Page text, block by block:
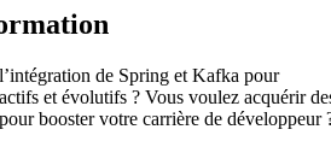
de Spring et Kafka pour
et évolutifs ? Vous voulez acquérir
booster votre carrière de développeur